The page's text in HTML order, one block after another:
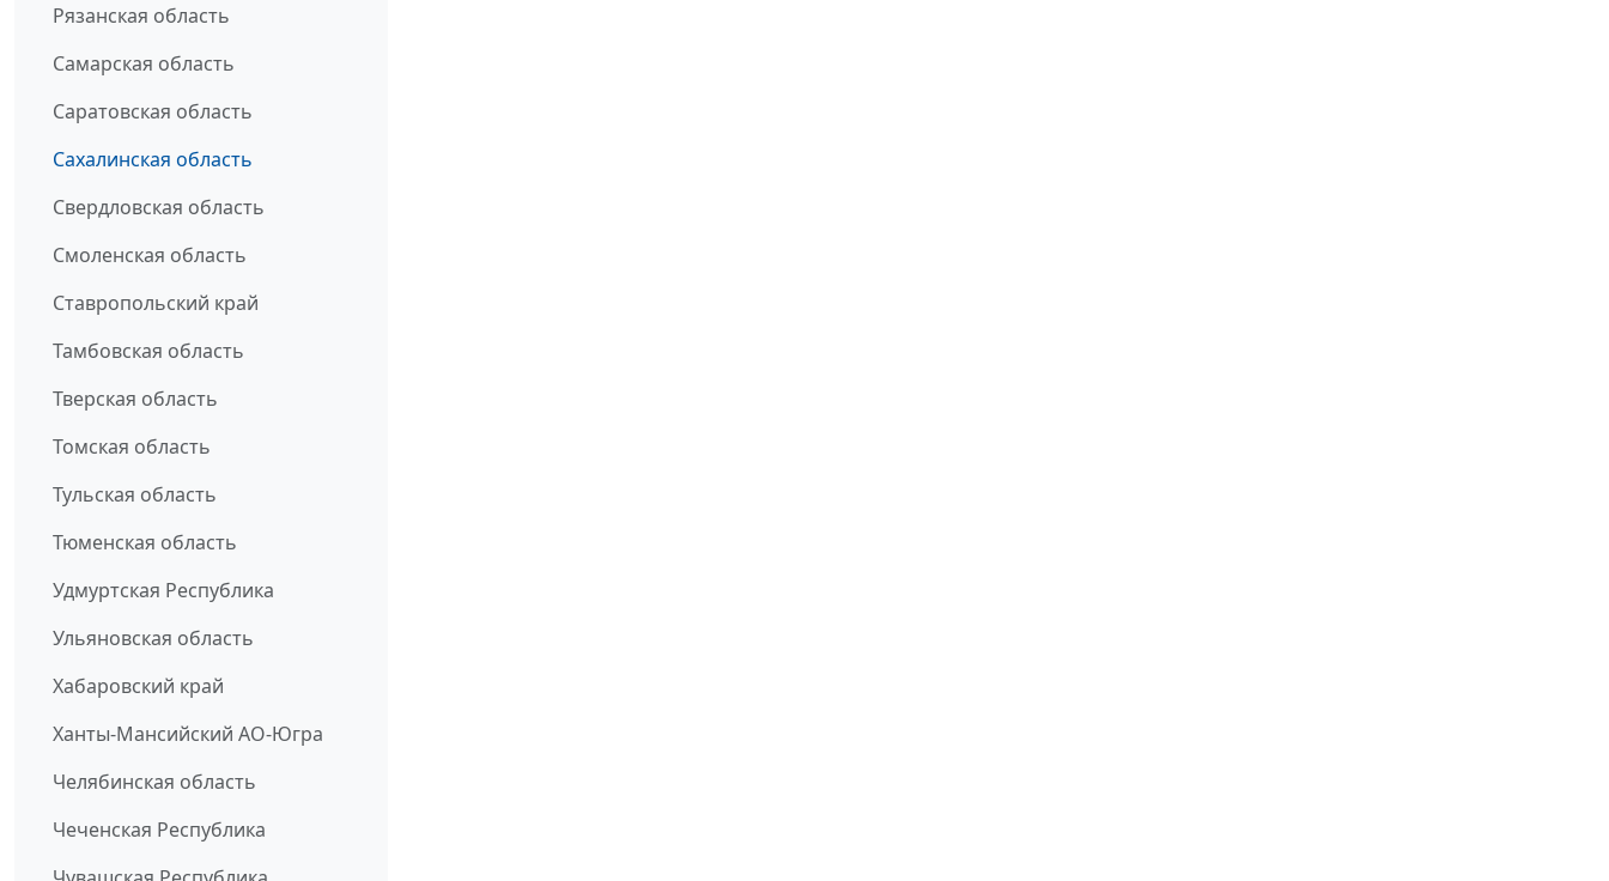
Рязанская область
Самарская область
Саратовская область
Сахалинская область
Свердловская область
Смоленская область
Ставропольский край
Тамбовская область
Тверская область
Томская область
Тульская область
Тюменская область
Удмуртская Республика
Ульяновская область
Хабаровский край
Ханты-Мансийский АО-Югра
Челябинская область
Чеченская Республика